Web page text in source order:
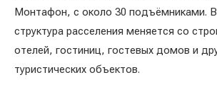
Монтафон, с около 30 подъёмниками.
структура расселения меняется со
отелей, гостиниц, гостевых домов и
туристических объектов.